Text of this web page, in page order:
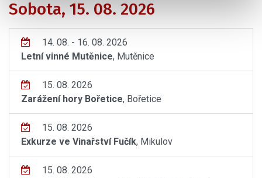
Sobota, 15. 08. 2026
14. 08. - 16. 08. 2026
Letní vinné Mutěnice, Mutěnice
15. 08. 2026
Zarážení hory Bořetice, Bořetice
15. 08. 2026
Exkurze ve Vinařství Fučík, Mikulov
15. 08. 2026